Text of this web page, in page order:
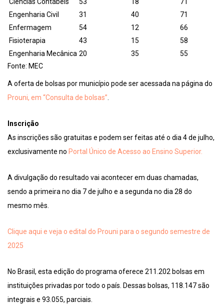
Engenharia Civil
31 40
71
Enfermagem
54 12
66
Fisioterapia
43 15
58
Engenharia Mecânica 20 35
55
Fonte: MEC
A oferta de bolsas por município pode ser acessada na página do
Prouni, em “Consulta de bolsas”
Inscrição
As inscrições são gratuitas e podem ser feitas até o dia 4 de julho,
exclusivamente no Portal Único de Acesso ao Ensino Superior.
A divulgação do resultado vai acontecer em duas chamadas,
sendo a primeira no dia 7 de julho e a segunda no dia 28 do
mesmo mês.
Clique aqui e veja o edital do Prouni para o segundo semestre de
2025
No Brasil, esta edição do programa oferece 211.202 bolsas em
instituições privadas por todo o país. Dessas bolsas, 118.147 são
integrais e 93.055, parciais.